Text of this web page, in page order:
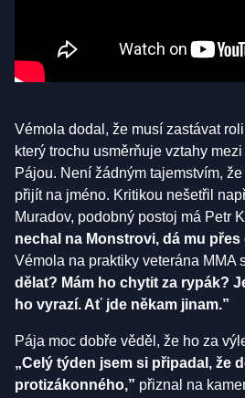
Vémola dodal, že musí zastávat
který trochu usměrňuje vztahy
Pájou. Není žádným tajemstvím,
přijít na jméno. Kritikou nešetřil
Muradov, podobný postoj má Petr
nechal na Monstrovi, dá mu přes
Vémola na praktiky veterána MMA
dělat? Mám ho chytit za rypák?
ho vyrazí. Ať jde někam jinam.”
Pája moc dobře věděl, že ho za
„Celý týden jsem si připadal, že
protizákonného,” přiznal na